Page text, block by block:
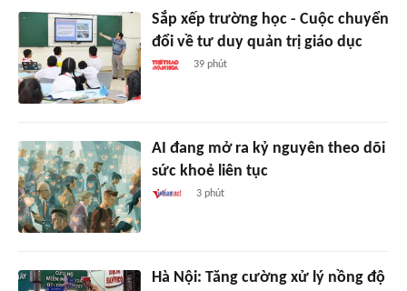
Sắp xếp trường học - Cuộc chuyển
đổi về tư duy quản trị giáo dục
39 phút
AI đang mở ra kỷ nguyên theo dõi
sức khoẻ liên tục
3 phút
Hà Nội: Tăng cường xử lý nồng độ